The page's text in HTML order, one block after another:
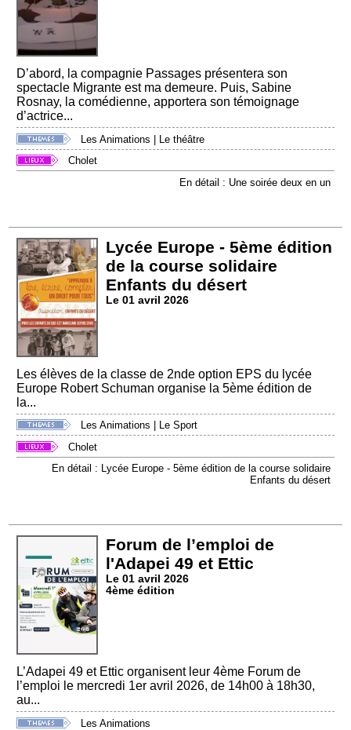
D’abord, la compagnie Passages présentera son
spectacle Migrante est ma demeure. Puis, Sabine
Rosnay, la comédienne, apportera son témoignage
d’actrice...
Les Animations | Le théâtre
Cholet
En détail : Une soirée deux en un
Lycée Europe - 5ème édition
de la course solidaire
Enfants du désert
Le 01 avril 2026
Les élèves de la classe de 2nde option EPS du lycée
Europe Robert Schuman organise la 5ème édition de
la...
Les Animations
Le Sport
Cholet
En détail : Lycée Europe - 5ème édition de la course solidaire
Enfants du désert
Forum de l’emploi de
l'Adapei 49 et Ettic
Le 01 avril 2026
4ème édition
L’Adapei 49 et Ettic organisent leur 4ème Forum de
l’emploi le mercredi 1er avril 2026, de 14h00 à 18h30,
au...
Les Animations